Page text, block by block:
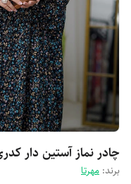
چادر نماز آستین دار کدری 113 مشکی
برند: مهرتا